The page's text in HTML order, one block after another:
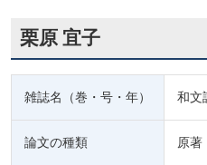
栗原 宜子
雑誌名（巻・号・年） 和文
論文の種類 原著